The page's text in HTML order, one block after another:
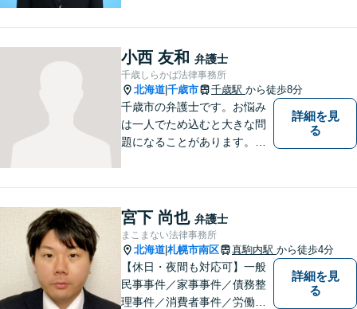
士小田康夫）
小西 友和 弁護士
千歳しらかば法律事務所
北海道 千歳市 千歳駅 から徒歩8分
千歳市の弁護士です。お悩み
は一人でため込むと大きな問
題になることがあります。ぜ
詳細を見
る
宮下 尚也 弁護士
まこまない法律事務所
北海道 札幌市南区 真駒内駅 から徒歩4分
【休日・夜間も対応可】一般
民事事件／家事事件／債務整
理事件／消費者事件／労働事
詳細を見
る